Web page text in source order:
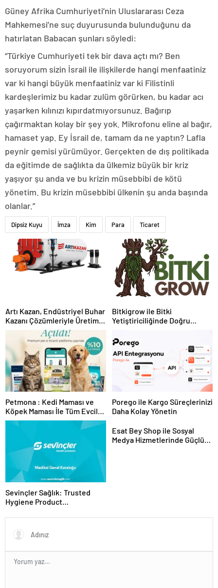
Güney Afrika Cumhuriyeti’nin Uluslararası Ceza
Mahkemesi’ne suç duyurusunda bulunduğunu da
hatırlatan Babacan şunları söyledi:
“Türkiye Cumhuriyeti tek bir dava açtı mı? Ben
soruyorum sizin İsrail ile ilişkilerde hangi menfaatiniz
var ki hangi büyük menfaatiniz var ki Filistinli
kardeşlerimiz bu kadar zulüm görürken, bu kadar acı
yaşarken kılınızı kıpırdatmıyorsunuz. Bağırıp
çağırmaktan kolay bir şey yok. Mikrofonu eline al bağır,
hamaset yap. Ey İsrail de, tamam da ne yaptın? Lafla
peynir gemisi yürümüyor. Gerçekten de dış politikada
da eğitimde de sağlıkta da ülkemiz büyük bir kriz
yaşıyor şu anda ve bu krizin müsebbibi de kötü
yönetim. Bu krizin müsebbibi ülkenin şu anda başında
olanlar.”
Dipsiz Kuyu İmza Kim Para Ticaret
Artı Kazan, Endüstriyel Buhar
Kazanı Çözümleriyle Üretim
Tesislerine Verimli Sistemler
Sunuyor
Bitkigrow ile Bitki
Yetiştiriciliğinde Doğru
Petmona : Kedi Maması ve
Köpek Maması İle Tüm Evcil
Hayvan Ürünleri
Porego ile Kargo Süreçlerinizi
Daha Kolay Yönetin
Sevinçler Sağlık: Trusted
Hygiene Product
Esat Bey Shop ile Sosyal
Medya Hizmetlerinde Güçlü